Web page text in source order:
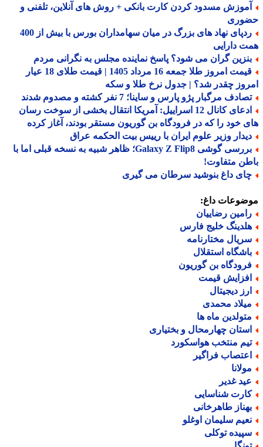
مسدود کردن کارت بانکی + روش های آنلاین، تلفنی و
ردپای نهاد های بزرگ در میان سهامداران بورس با بیش از 400
دارایی
گران می شود؟ پاسخ نماینده مجلس به نگرانی مردم
قیمت امروز طلا جمعه 16 مرداد 1405 | قیمت طلای 18 عیار
چقدر شد؟ | جدول نرخ طلا و سکه
مرگبار پژو پارس و ساینا؛ 7 نفر کشته و مصدوم شدند
ادعای کانال 12 اسراییل: آمریکا انتقال بخشی از سوخت رسان
خود را که در فرودگاه بن گوریون مستقر بودند، آغاز کرده
وزیر علوم ایران با رییس بیت الحکمه عراق
بررسی گوشی Galaxy Z Flip8؛ ظاهر شبیه به نسخه قبلی اما با
متفاوت!
داغ بنوشید سرطان می گیری
داغ:
رضاییان
خلیج فارس
مختارنامه
استقلال
بن گوریون
قیمت
دیجیتال
محمدی
ماه ها
چهارمحال و بختیاری
منتخب هواسکورد
فراگیر
غدیر
شناسایی
طاهرخانی
سلیمان اوغلو
توکلی